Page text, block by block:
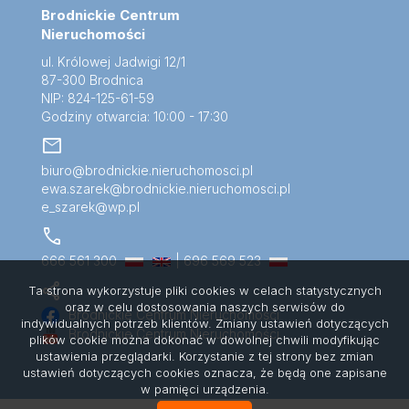
Brodnickie Centrum
Nieruchomości
ul. Królowej Jadwigi 12/1
87-300 Brodnica
NIP: 824-125-61-59
Godziny otwarcia: 10:00 - 17:30
mail
biuro@brodnickie.nieruchomosci.pl
ewa.szarek@brodnickie.nieruchomosci.pl
e_szarek@wp.pl
call
666 561 300 | 696 569 523
share
Brodnickie Centrum Nieruchomości
Brodnickie Centrum Nieruchomości
Ta strona wykorzystuje pliki cookies w celach statystycznych
oraz w celu dostosowania naszych serwisów do
indywidualnych potrzeb klientów. Zmiany ustawień dotyczących
plików cookie można dokonać w dowolnej chwili modyfikując
ustawienia przeglądarki. Korzystanie z tej strony bez zmian
ustawień dotyczących cookies oznacza, że będą one zapisane
w pamięci urządzenia.